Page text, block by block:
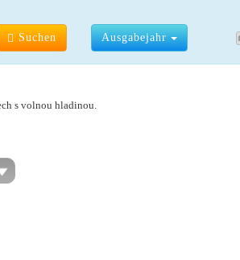
Suchen Ausgabejahr
s volnou hladinou.